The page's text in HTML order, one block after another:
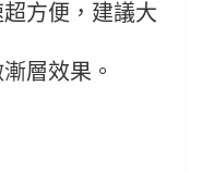
方便，建議大
層效果。